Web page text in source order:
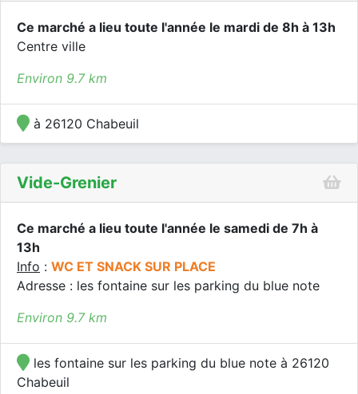
Ce marché a lieu toute l'année le mardi de 8h à 13h
Centre ville
Environ 9.7 km
à 26120 Chabeuil
Vide-Grenier
Ce marché a lieu toute l'année le samedi de 7h à
13h
Info : WC ET SNACK SUR PLACE
Adresse : les fontaine sur les parking du blue note
Environ 9.7 km
les fontaine sur les parking du blue note à 26120
Chabeuil